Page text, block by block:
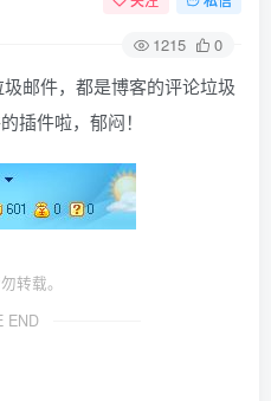
1215 0
邮件，都是博客的评论垃圾
插件啦，郁闷！
转载。
END